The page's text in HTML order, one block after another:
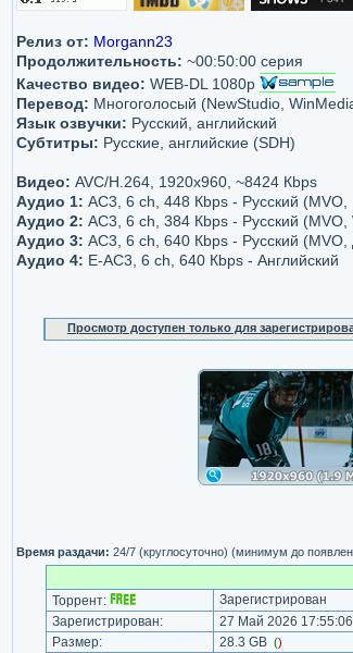
Релиз от: Morgann23
Продолжительность: ~00:50:00 серия
Качество видео: WEB-DL 1080p
Перевод: Многоголосый (NewStudio,
Язык озвучки: Русский, английский
Субтитры: Русские, английские (SDH)
Видео: AVC/H.264, 1920x960, ~8424 Кbps
Аудио 1: AC3, 6 ch, 448 Кbps - Русский (MVO,
Аудио 2: AC3, 6 ch, 384 Кbps - Русский (MVO,
Аудио 3: AC3, 6 ch, 640 Кbps - Русский
Аудио 4: Е-AC3, 6 ch, 640 Кbps - Английский
Просмотр доступен только для
Время раздачи: 24/7 (круглосуточно) (минимум до
Торрент:
Зарегистрирован
Зарегистрирован:
27 Май 2026 17:55:06
Размер:
28.3 GB ()